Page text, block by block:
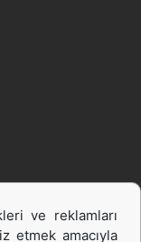
ve reklamları
etmek amacıyla